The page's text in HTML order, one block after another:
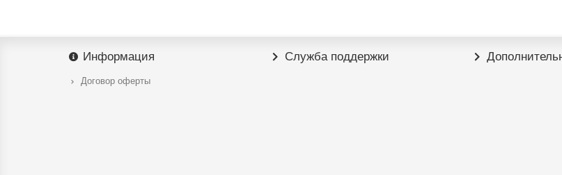
Информация
Договор оферты
Служба поддержки